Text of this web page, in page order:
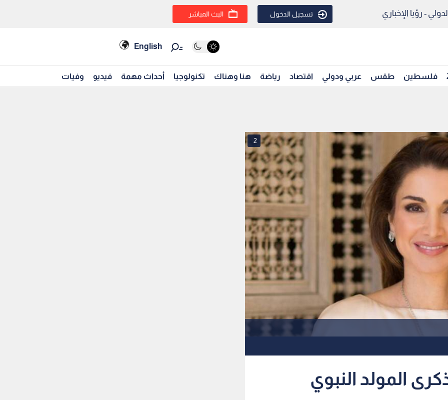
- رؤيا الإخباري تسجيل الدخول البث المباشر
English
فلسطين طقس عربي ودولي اقتصاد رياضة هنا وهناك تكنولوجيا أحداث مهمة فيديو وفيات
2
المولد النبوي